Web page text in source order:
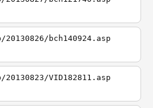
bch140924.asp
VID182811.asp